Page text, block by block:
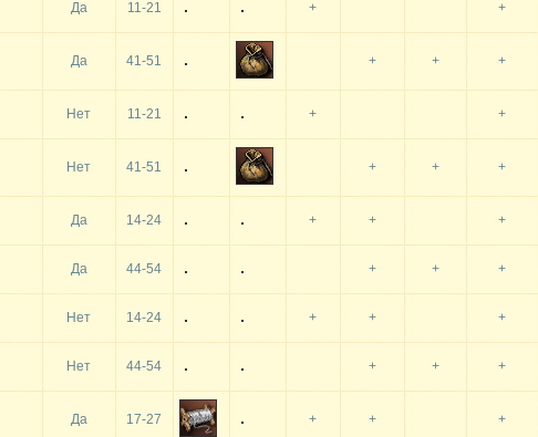
Да 11-21 + +
Да 41-51 + + +
Нет 11-21 + +
Нет 41-51 + + +
Да 14-24 + + +
Да 44-54 + + +
Нет 14-24 + + +
Нет 44-54 + + +
Да 17-27 + + +